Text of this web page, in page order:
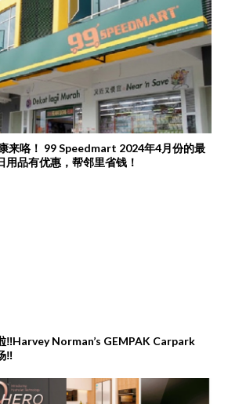
来咯！ 99 Speedmart 2024年4月份的最
用品有优惠，帮邻里省钱！
‼️Harvey Norman’s GEMPAK Carpark
‼️